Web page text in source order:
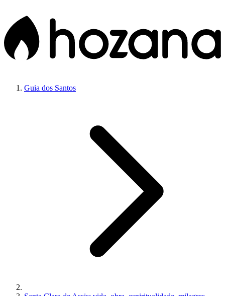
Guia dos Santos